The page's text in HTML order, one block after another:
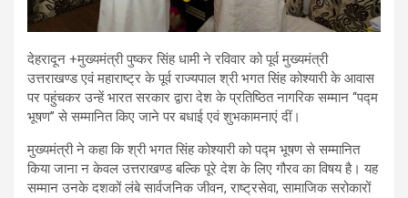
देहरादून +मुख्यमंत्री पुष्कर सिंह धामी ने रविवार को पूर्व मुख्यमंत्री
उत्तराखण्ड एवं महाराष्ट्र के पूर्व राज्यपाल श्री भगत सिंह कोश्यारी के आवास
पर पहुंचकर उन्हें भारत सरकार द्वारा देश के प्रतिष्ठित नागरिक सम्मान ‘‘पद्म
भूषण’’ से सम्मानित किए जाने पर बधाई एवं शुभकामनाएं दीं।
मुख्यमंत्री ने कहा कि श्री भगत सिंह कोश्यारी को पद्म भूषण से सम्मानित
किया जाना न केवल उत्तराखण्ड बल्कि पूरे देश के लिए गौरव का विषय है। यह
सम्मान उनके दशकों लंबे सार्वजनिक जीवन, राष्ट्रसेवा, सामाजिक सरोकारों